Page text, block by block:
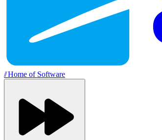
//Home of Software